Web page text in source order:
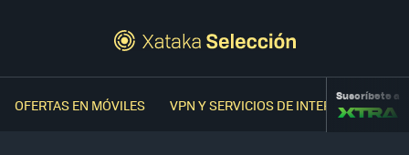
OFERTAS EN MÓVILES VPN Y SERVICIOS DE INTERNETSuscríbete a